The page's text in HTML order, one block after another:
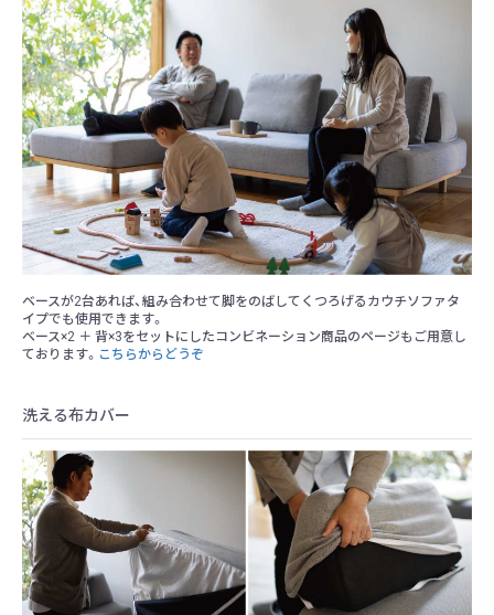
ベースが2台あれば、組み合わせて脚をのばしてくつろげるカウチソファタ
イプでも使用できます。
ベース×2 ＋ 背×3をセットにしたコンビネーション商品のページもご用意し
ております。 こちらからどうぞ
洗える布カバー